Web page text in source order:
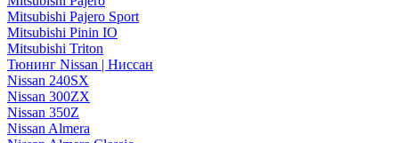
Mitsubishi Pajero Sport
Mitsubishi Pinin IO
Mitsubishi Triton
Тюнинг Nissan | Ниссан
Nissan 240SX
Nissan 300ZX
Nissan 350Z
Nissan Almera